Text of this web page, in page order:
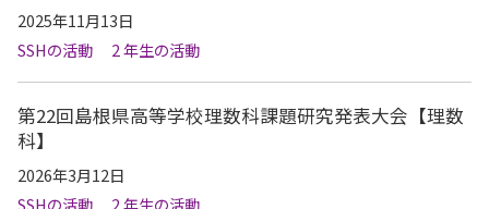
2025年11月13日
SSHの活動
2 年生の活動
第22回島根県高等学校理数科課題研究発表大会【理数
科】
2026年3月12日